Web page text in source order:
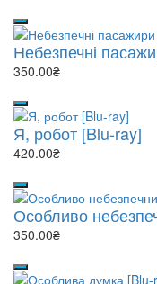
Небезпечні
350.00₴
Я, робот [Blu-ray]
420.00₴
Особливо
350.00₴